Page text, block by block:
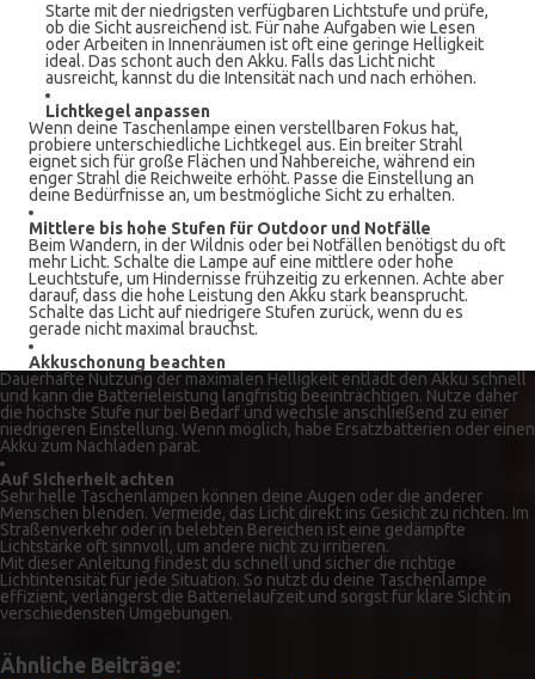
Starte mit der niedrigsten verfügbaren Lichtstufe und prüfe,
ob die Sicht ausreichend ist. Für nahe Aufgaben wie Lesen
oder Arbeiten in Innenräumen ist oft eine geringe Helligkeit
ideal. Das schont auch den Akku. Falls das Licht nicht
ausreicht, kannst du die Intensität nach und nach erhöhen.
Lichtkegel anpassen
Wenn deine Taschenlampe einen verstellbaren Fokus hat,
probiere unterschiedliche Lichtkegel aus. Ein breiter Strahl
eignet sich für große Flächen und Nahbereiche, während ein
enger Strahl die Reichweite erhöht. Passe die Einstellung an
deine Bedürfnisse an, um bestmögliche Sicht zu erhalten.
Mittlere bis hohe Stufen für Outdoor und Notfälle
Beim Wandern, in der Wildnis oder bei Notfällen benötigst du oft
mehr Licht. Schalte die Lampe auf eine mittlere oder hohe
Leuchtstufe, um Hindernisse frühzeitig zu erkennen. Achte aber
darauf, dass die hohe Leistung den Akku stark beansprucht.
Schalte das Licht auf niedrigere Stufen zurück, wenn du es
gerade nicht maximal brauchst.
Akkuschonung beachten
Dauerhafte Nutzung der maximalen Helligkeit entlädt den Akku schnell
und kann die Batterieleistung langfristig beeinträchtigen. Nutze daher
die höchste Stufe nur bei Bedarf und wechsle anschließend zu einer
niedrigeren Einstellung. Wenn möglich, habe Ersatzbatterien oder einen
Akku zum Nachladen parat.
Auf Sicherheit achten
Sehr helle Taschenlampen können deine Augen oder die anderer
Menschen blenden. Vermeide, das Licht direkt ins Gesicht zu richten. Im
Straßenverkehr oder in belebten Bereichen ist eine gedämpfte
Lichtstärke oft sinnvoll, um andere nicht zu irritieren.
Mit dieser Anleitung findest du schnell und sicher die richtige
Lichtintensität für jede Situation. So nutzt du deine Taschenlampe
effizient, verlängerst die Batterielaufzeit und sorgst für klare Sicht in
verschiedensten Umgebungen.
Ähnliche Beiträge: